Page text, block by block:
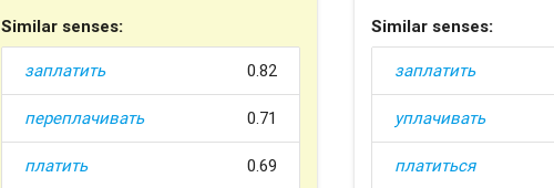
Similar senses:
заплатить 0.82
переплачивать 0.71
платить 0.69
Similar senses:
заплатить
уплачивать
платиться